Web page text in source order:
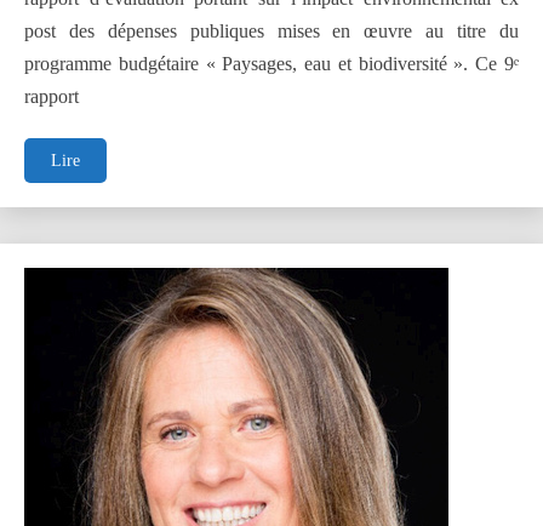
post des dépenses publiques mises en œuvre au titre du
programme budgétaire « Paysages, eau et biodiversité ». Ce 9ᵉ
rapport
LireOAT
vertes
-
neuvième
rapport
d'évaluation
d'impact,
portant
sur
les
dépenses
publiques
en